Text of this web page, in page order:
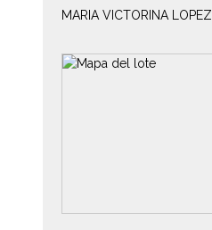
MARIA VICTORINA LOPEZ